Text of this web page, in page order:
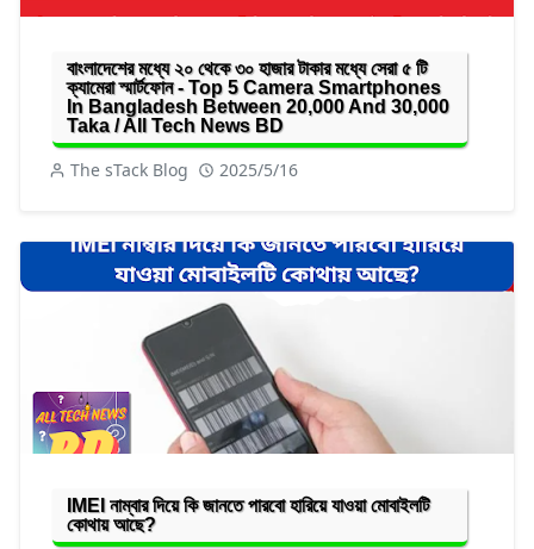
বাংলাদেশের মধ্যে ২০ থেকে ৩০ হাজার টাকার মধ্যে সেরা ৫ টি
ক্যামেরা স্মার্টফোন - Top 5 Camera Smartphones
In Bangladesh Between 20,000 And 30,000
Taka / All Tech News BD
The sTack Blog 2025/5/16
IMEI নাম্বার দিয়ে কি জানতে পারবো হারিয়ে যাওয়া মোবাইলটি
কোথায় আছে?